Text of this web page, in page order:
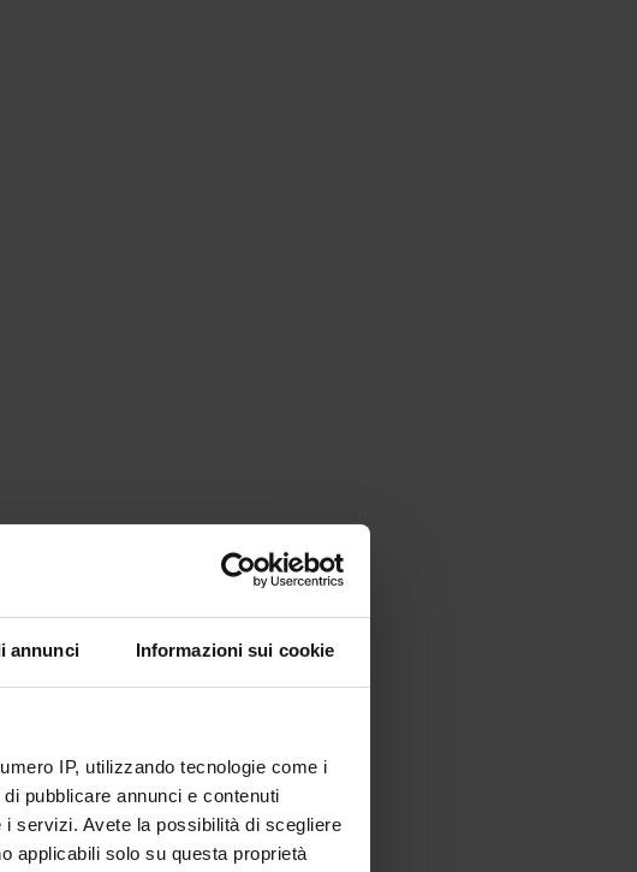
annunci Informazioni sui cookie
IP, utilizzando tecnologie come i
pubblicare annunci e contenuti
servizi. Avete la possibilità di scegliere
applicabili solo su questa proprietà